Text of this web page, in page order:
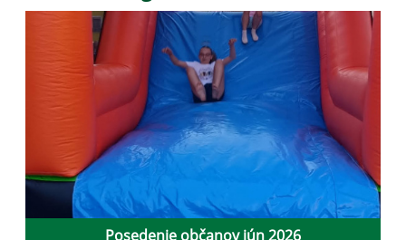
Posedenie občanov jún 2026